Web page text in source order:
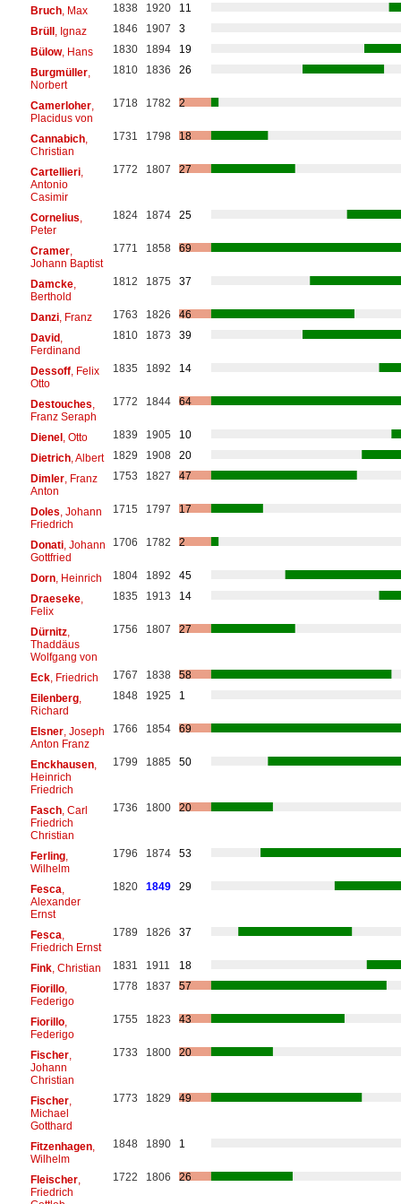
Bruch, Max 1838 1920
11
Brüll, Ignaz 1846 1907
3
Bülow, Hans 1830 1894
19
Burgmüller,
Norbert
1810 1836 26
Camerloher,
Placidus von
1718 1782 2
Cannabich,
Christian
1731 1798 18
Cartellieri,
Antonio
Casimir
1772 1807 27
Cornelius
Peter
1824 1874 25
Cramer,
Johann Baptist
1771 1858 69
Damcke,
Berthold
1812 1875 37
Danzi, Franz 1763 1826
46
David,
Ferdinand
1810 1873 39
Dessoff, Felix
Otto
1835 1892 14
Destouches
Franz Seraph
1772 1844 64
Dienel, Otto 1839 1905
10
Dietrich, Albert 1829 1908
20
Dimler, Franz
Anton
1753 1827 47
Doles , Johann
Friedrich
1715 1797 17
Donati, Johann
Gottfried
1706 1782 2
Dorn, Heinrich 1804 1892
45
Draeseke,
Felix
1835 1913 14
Dürnitz,
Thaddäus
Wolfgang von
1756 1807 27
Eck, Friedrich 1767 1838
58
Eilenberg,
Richard
1848 1925 1
Elsner, Joseph
Anton Franz
1766 1854 69
Enckhausen,
Heinrich
Friedrich
1799 1885 50
Fasch, Carl
Friedrich
Christian
1736 1800 20
Ferling,
Wilhelm
1796 1874 53
Fesca
Alexander
Ernst
1820 1849 29
Fesca
Friedrich Ernst
1789 1826 37
Fink, Christian 1831 1911
18
Fiorillo,
Federigo
1778 1837 57
Fiorillo,
Federigo
1755 1823 43
Fischer,
Johann
Christian
1733 1800 20
Fischer,
Michael
Gotthard
1773 1829 49
Fitzenhagen,
Wilhelm
1848 1890 1
Fleischer,
Friedrich
1722 1806 26